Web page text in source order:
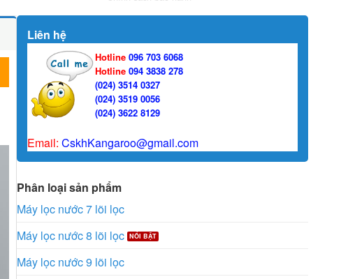
Liên hệ
Hotline096 703 6068
Hotline094 3838 278
(024) 3514 0327
(024) 3519 0056
(024) 3622 8129
Email: CskhKangaroo@gmail.com
Phân loại sản phẩm
Máy lọc nước 7 lõi lọc
Máy lọc nước 8 lõi lọc
Máy lọc nước 9 lõi lọc